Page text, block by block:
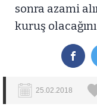
sonra azami
kuruş
25.02.2018